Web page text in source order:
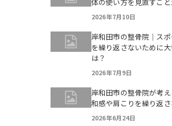
体の使い方を見直すこ
2026年7月10日
岸和田市の整骨院｜ス
を繰り返さないために
は？
2026年7月9日
岸和田市の整骨院が考
和感や肩こりを繰り返
2026年6月24日